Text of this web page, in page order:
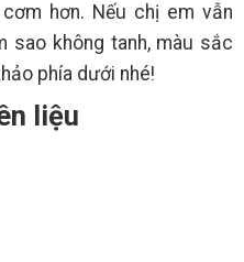
hơn. Nếu chị em vẫn
sao không tanh, màu sắc
phía dưới nhé!
liệu